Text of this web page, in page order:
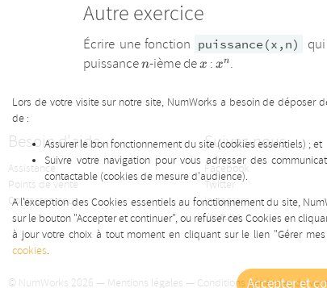
+
+
…
n
Autre exercice
Écrire une fonction puissance(x,n)
puissancen
n-ième dex
x :x^n
xn.
Lors de votre visite sur notre site, NumWorks a besoin de déposer
de :
Assurer le bon fonctionnement du site (cookies essentiels) ; et
Suivre votre navigation pour vous adresser des
contactable (cookies de mesure d'audience).
A l'exception des Cookies essentiels au fonctionnement du site,
sur le bouton "Accepter et continuer", ou refuser ces Cookies en
à jour votre choix à tout moment en cliquant sur le lien "Gérer
cookies.
Accepter et
Besoin d'aide
Assistance
Points de vente
Contactez-nous
Suivez-nous
Facebook
Twitter
Instagram
Youtube
© NumWorks 2026 — Mentions légales — Conditions générales de